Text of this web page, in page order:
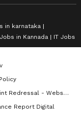
in karnataka
in Kannada IT Jobs
Redressal - Website
Report Digital